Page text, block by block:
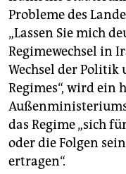
Probleme des
„Lassen Sie mich
Regime­wechsel in
Wechsel der Politik
Regimes“, wird ein
das Regime „sich
oder die Folgen
ertragen“.